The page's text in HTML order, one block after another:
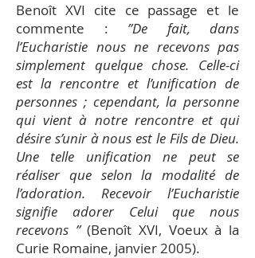
Benoît XVI cite ce passage et le
commente : ”De fait, dans
l’Eucharistie nous ne recevons pas
simplement quelque chose. Celle-ci
est la rencontre et l’unification de
personnes ; cependant, la personne
qui vient à notre rencontre et qui
désire s’unir à nous est le Fils de Dieu.
Une telle unification ne peut se
réaliser que selon la modalité de
l’adoration. Recevoir l’Eucharistie
signifie adorer Celui que nous
recevons ”(Benoît XVI, Voeux à la
Curie Romaine, janvier 2005).